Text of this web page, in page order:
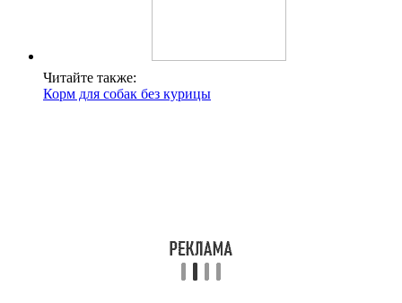
Читайте также:
Корм для собак без курицы